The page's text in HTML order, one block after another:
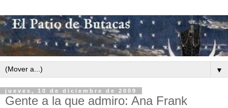
▼
jueves, 10 de diciembre de 2009
Gente a la que admiro: Ana Frank